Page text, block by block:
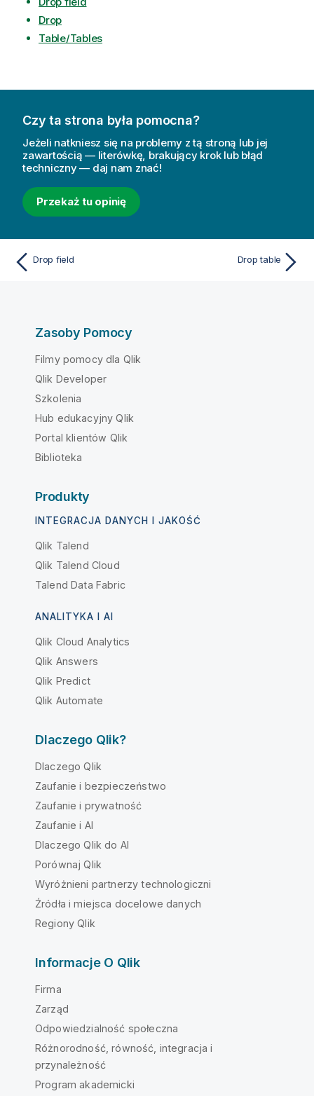
Drop
Table/Tables
Czy ta strona była pomocna?
Jeżeli natkniesz się na problemy z tą stroną lub jej
zawartością — literówkę, brakujący krok lub błąd
techniczny — daj nam znać!
Przekaż tu opinię
Drop field Drop table
Zasoby Pomocy
Filmy pomocy dla Qlik
Qlik Developer
Szkolenia
Hub edukacyjny Qlik
Portal klientów Qlik
Biblioteka
Produkty
INTEGRACJA DANYCH I JAKOŚĆ
Qlik Talend
Qlik Talend Cloud
Talend Data Fabric
ANALITYKA I AI
Qlik Cloud Analytics
Qlik Answers
Qlik Predict
Qlik Automate
Dlaczego Qlik?
Dlaczego Qlik
Zaufanie i bezpieczeństwo
Zaufanie i prywatność
Zaufanie i AI
Dlaczego Qlik do AI
Porównaj Qlik
Wyróżnieni partnerzy technologiczni
Źródła i miejsca docelowe danych
Regiony Qlik
Informacje O Qlik
Firma
Zarząd
Odpowiedzialność społeczna
Różnorodność, równość, integracja i
przynależność
Program akademicki